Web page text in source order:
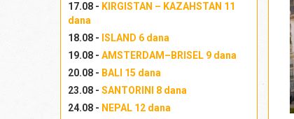
17.08 - KIRGISTAN – KAZAHSTAN 11
dana
18.08 - ISLAND 6 dana
19.08 - AMSTERDAM–BRISEL 9 dana
20.08 - BALI 15 dana
23.08 - SANTORINI 8 dana
24.08 - NEPAL 12 dana